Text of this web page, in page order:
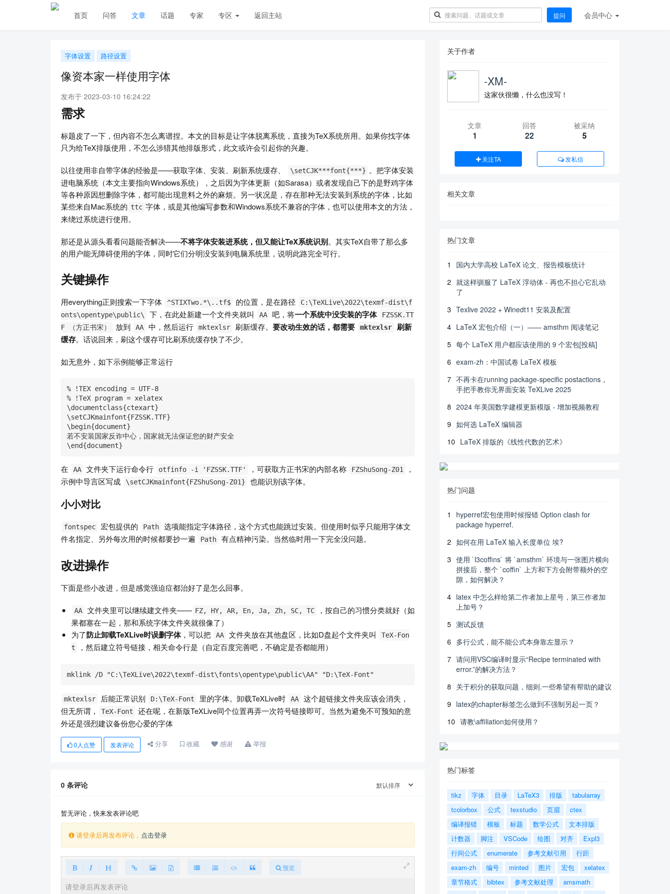
首页 问答 文章 话题 专家 专区 返回主站 提问 会员中心
字体设置 路径设置
像资本家一样使用字体
发布于 2023-03-10 16:24:22
需求
标题皮了一下，但内容不怎么离谱捏。本文的目标是让字体脱离系统，直接为TeX系统所用。如果你找字体
只为给TeX排版使用，不怎么涉猎其他排版形式，此文或许会引起你的兴趣。
以往使用非自带字体的经验是——获取字体、安装、刷新系统缓存、 \setCJK***font{***} 。把字体安装
进电脑系统（本文主要指向Windows系统），之后因为字体更新（如Sarasa）或者发现自己下的是野鸡字体
等各种原因想删除字体，都可能出现意料之外的麻烦。另一状况是，存在那种无法安装到系统的字体，比如
某些来自Mac系统的 ttc 字体，或是其他编写参数和Windows系统不兼容的字体，也可以使用本文的方法，
来绕过系统进行使用。
那还是从源头看看问题能否解决——不将字体安装进系统，但又能让TeX系统识别。其实TeX自带了那么多
的用户能无障碍使用的字体，同时它们分明没安装到电脑系统里，说明此路完全可行。
关键操作
用everything正则搜索一下字体 ^STIXTwo.*\..tf$ 的位置，是在路径
C:\TeXLive\2022\texmf-dist\f
onts\opentype\public\
下，在此处新建一个文件夹就叫 AA 吧，将一个系统中没安装的字体
FZSSK.TT
F （方正书宋）
放到 AA 中，然后运行 mktexlsr 刷新缓存。 要改动生效的话，都需要 mktexlsr
刷新
缓存。话说回来，刷这个缓存可比刷系统缓存快了不少。
如无意外，如下示例能够正常运行
% !TEX encoding = UTF-8
% !TeX program = xelatex
\documentclass{ctexart}
\setCJKmainfont{FZSSK.TTF}
\begin{document}
若不安装国家反诈中心，国家就无法保证您的财产安全
\end{document}
在 AA 文件夹下运行命令行 otfinfo -i 'FZSSK.TTF' ，可获取方正书宋的内部名称 FZShuSong-Z01
，
示例中导言区写成
\setCJKmainfont{FZShuSong-Z01} 也能识别该字体。
小小对比
fontspec 宏包提供的 Path
选项能指定字体路径，这个方式也能跳过安装。但使用时似乎只能用字体文
件名指定、另外每次用的时候都要抄一遍
Path 有点精神污染。当然临时用一下完全没问题。
改进操作
下面是些小改进，但是感觉强迫症都治好了是怎么回事。
AA 文件夹里可以继续建文件夹—— FZ, HY, AR, En, Ja, Zh, SC, TC
，按自己的习惯分类就好（如
果都塞在一起，那和系统字体文件夹就很像了）
为了防止卸载TeXLive时误删字体，可以把 AA 文件夹放在其他盘区，比如D盘起个文件夹叫
TeX-Fon
t
，然后建立符号链接，相关命令行是（自定百度完善吧，不确定是否都能用）
mklink /D "C:\TeXLive\2022\texmf-dist\fonts\opentype\public\AA" "D:\TeX-Font"
mktexlsr 后能正常识别 D:\TeX-Font 里的字体。卸载TeXLive时 AA
这个超链接文件夹应该会消失，
但无所谓，
TeX-Font
还在呢，在新版TeXLive同个位置再弄一次符号链接即可。当然为避免不可预知的意
外还是强烈建议备份您心爱的字体
0 人点赞 发表评论 分享 收藏 感谢 举报
0 条评论
暂无评论，快来发表评论吧
请登录后再发布评论， 点击登录
预览
关于作者
-XM-
这家伙很懒，什么也没写！
文章
1
回答
22
被采纳
5
关注TA 发私信
相关文章
热门文章
1
国内大学高校 LaTeX 论文、报告模板统计
2 就这样驯服了 LaTeX 浮动体 - 再也不担心它乱动
了
3 Texlive 2022 + Winedt11 安装及配置
4 LaTeX 宏包介绍（一）—— amsthm 阅读笔记
5 每个 LaTeX 用户都应该使用的 9 个宏包[投稿]
6 exam-zh：中国试卷 LaTeX 模板
7 不再卡在running package-specific postactions，
手把手教你无界面安装 TeXLive 2025
8 2024 年美国数学建模更新模版 - 增加视频教程
9 如何选 LaTeX 编辑器
10 LaTeX 排版的《线性代数的艺术》
热门问题
1
hyperref宏包使用时候报错 Option clash for
package hyperref.
2 如何在用 LaTeX 输入长度单位 埃?
3 使用 `l3coffins` 将 `amsthm` 环境与一张图片横向
拼接后，整个 `coffin` 上方和下方会附带额外的空
隙，如何解决？
4 latex 中怎么样给第二作者加上星号，第三作者加
上加号？
5 测试反馈
6 多行公式，能不能公式本身靠左显示？
7 请问用VSC编译时显示“Recipe terminated with
error.”的解决方法？
8 关于积分的获取问题，细则.一些希望有帮助的建议
9 latex的chapter标签怎么做到不强制另起一页？
10 请教\affiliation如何使用？
热门标签
tikz 字体 目录 LaTeX3 排版
tabularray
tcolorbox
公式 texstudio 页眉
ctex
编译报错
模板 标题 数学公式
文本排版
计数器
脚注 VSCode 绘图 对齐
Expl3
行间公式
enumerate 参考文献引用
行距
exam-zh
编号 minted 图片 宏包
xelatex
章节格式
bibtex 参考文献处理
amsmath